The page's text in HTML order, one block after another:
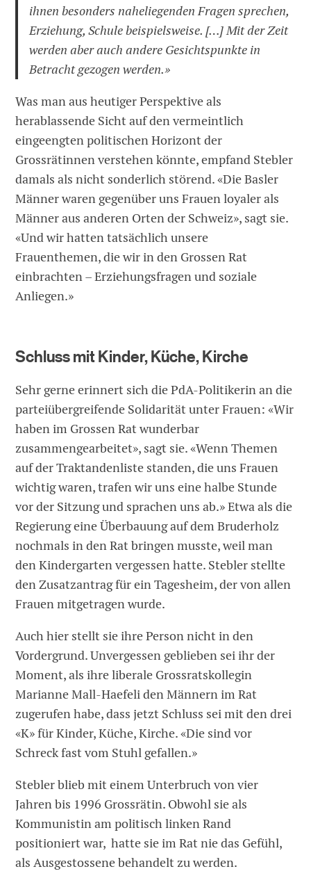
ihnen besonders naheliegenden Fragen sprechen,
Erziehung, Schule beispielsweise. […] Mit der Zeit
werden aber auch andere Gesichtspunkte in
Betracht gezogen werden.»
Was man aus heutiger Perspektive als
herablassende Sicht auf den vermeintlich
eingeengten politischen Horizont der
Grossrätinnen verstehen könnte, empfand Stebler
damals als nicht sonderlich störend. «Die Basler
Männer waren gegenüber uns Frauen loyaler als
Männer aus anderen Orten der Schweiz», sagt sie.
«Und wir hatten tatsächlich unsere
Frauenthemen, die wir in den Grossen Rat
einbrachten – Erziehungsfragen und soziale
Anliegen.»
Schluss mit Kinder, Küche, Kirche
Sehr gerne erinnert sich die PdA-Politikerin an die
parteiübergreifende Solidarität unter Frauen: «Wir
haben im Grossen Rat wunderbar
zusammengearbeitet», sagt sie. «Wenn Themen
auf der Traktandenliste standen, die uns Frauen
wichtig waren, trafen wir uns eine halbe Stunde
vor der Sitzung und sprachen uns ab.» Etwa als die
Regierung eine Überbauung auf dem Bruderholz
nochmals in den Rat bringen musste, weil man
den Kindergarten vergessen hatte. Stebler stellte
den Zusatzantrag für ein Tagesheim, der von allen
Frauen mitgetragen wurde.
Auch hier stellt sie ihre Person nicht in den
Vordergrund. Unvergessen geblieben sei ihr der
Moment, als ihre liberale Grossratskollegin
Marianne Mall-Haefeli den Männern im Rat
zugerufen habe, dass jetzt Schluss sei mit den drei
«K» für Kinder, Küche, Kirche. «Die sind vor
Schreck fast vom Stuhl gefallen.»
Stebler blieb mit einem Unterbruch von vier
Jahren bis 1996 Grossrätin. Obwohl sie als
Kommunistin am politisch linken Rand
positioniert war, hatte sie im Rat nie das Gefühl,
als Ausgestossene behandelt zu werden.